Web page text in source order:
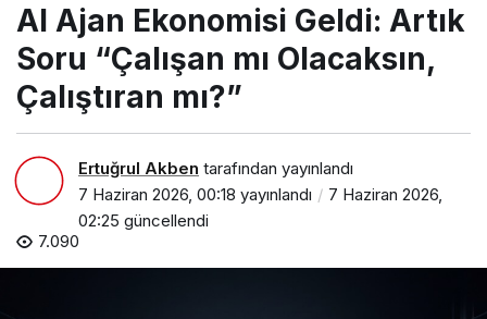
Geldi: Artık
Soru
“Çalışan mı
Olacaksın,
AI Ajan Ekonomisi Geldi: Artık
Soru “Çalışan mı Olacaksın,
Çalıştıran mı?”
Ertuğrul Akben tarafından yayınlandı
7 Haziran 2026, 00:18 yayınlandı
7 Haziran 2026,
02:25 güncellendi
7.090